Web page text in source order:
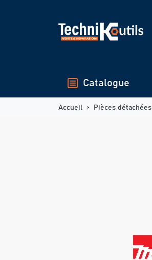
Catalogue
Accueil Pièces détachées